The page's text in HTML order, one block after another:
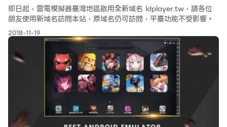
即日起，雷電模擬器臺灣地區啟用全新域名 ldplayer.tw，請各位
朋友使用新域名訪問本站，原域名仍可訪問，平臺功能不受影響。
2018-11-19